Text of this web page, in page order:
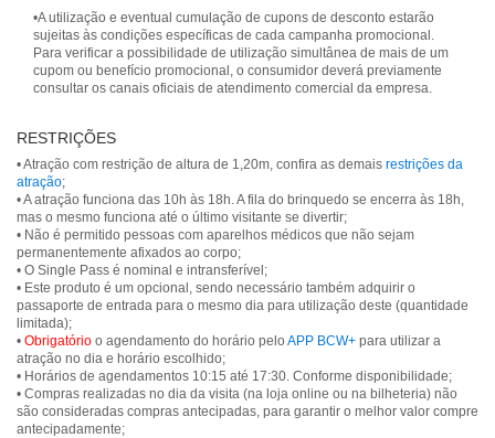
•A utilização e eventual cumulação de cupons de desconto estarão
sujeitas às condições específicas de cada campanha promocional.
Para verificar a possibilidade de utilização simultânea de mais de um
cupom ou benefício promocional, o consumidor deverá previamente
consultar os canais oficiais de atendimento comercial da empresa.
RESTRIÇÕES
• Atração com restrição de altura de 1,20m, confira as demais restrições da
atração;
• A atração funciona das 10h às 18h. A fila do brinquedo se encerra às 18h,
mas o mesmo funciona até o último visitante se divertir;
• Não é permitido pessoas com aparelhos médicos que não sejam
permanentemente afixados ao corpo;
• O Single Pass é nominal e intransferível;
• Este produto é um opcional, sendo necessário também adquirir o
passaporte de entrada para o mesmo dia para utilização deste (quantidade
limitada);
• Obrigatório o agendamento do horário pelo APP BCW+ para utilizar a
atração no dia e horário escolhido;
• Horários de agendamentos 10:15 até 17:30. Conforme disponibilidade;
• Compras realizadas no dia da visita (na loja online ou na bilheteria) não
são consideradas compras antecipadas, para garantir o melhor valor compre
antecipadamente;